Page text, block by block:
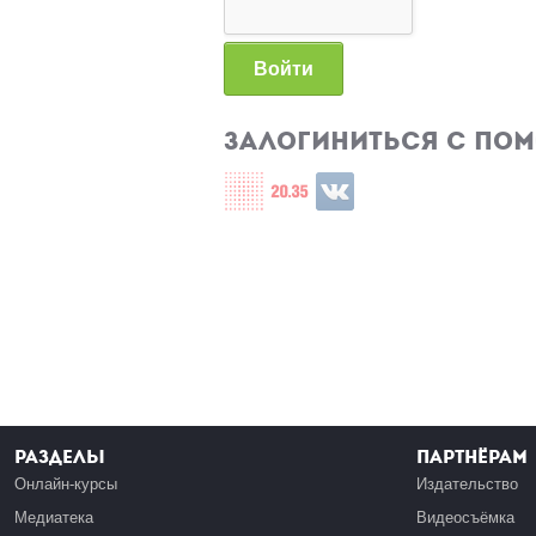
Войти
Залогиниться с
Login with СЦОС
Login with u2035
Login with ВКонтакте
Разделы
Онлайн-курсы
Медиатека
Партнёрам
Издательство
Видеосъёмка